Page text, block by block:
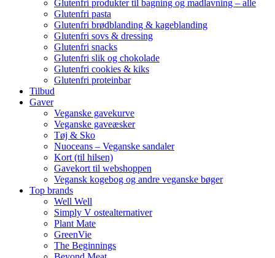
Glutenfri produkter til bagning og madlavning – alle
Glutenfri pasta
Glutenfri brødblanding & kageblanding
Glutenfri sovs & dressing
Glutenfri snacks
Glutenfri slik og chokolade
Glutenfri cookies & kiks
Glutenfri proteinbar
Tilbud
Gaver
Veganske gavekurve
Veganske gaveæsker
Tøj & Sko
Nuoceans – Veganske sandaler
Kort (til hilsen)
Gavekort til webshoppen
Vegansk kogebog og andre veganske bøger
Top brands
Well Well
Simply V ostealternativer
Plant Mate
GreenVie
The Beginnings